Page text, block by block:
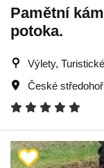
Pamětní
potoka.
Výlety,
České